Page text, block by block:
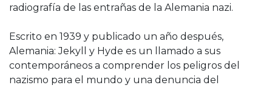
radiografía de las entrañas de la Alemania nazi.
Escrito en 1939 y publicado un año después,
Alemania: Jekyll y Hyde es un llamado a sus
contemporáneos a comprender los peligros del
nazismo para el mundo y una denuncia del